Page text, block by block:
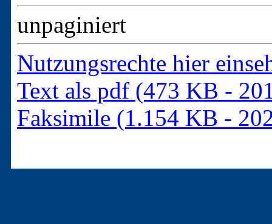
unpaginiert
Nutzungsrechte hier
Text als pdf (473 KB -
Faksimile (1.154 KB -